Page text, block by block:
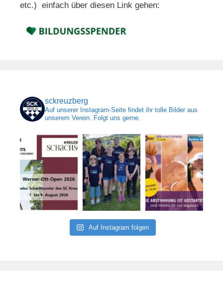
etc.) einfach über diesen Link gehen:
sckreuzberg
Auf unserer Instagram-Seite findet ihr tolle Bilder aus
unserem Verein. Folgt uns gerne.
Auf Instagram folgen